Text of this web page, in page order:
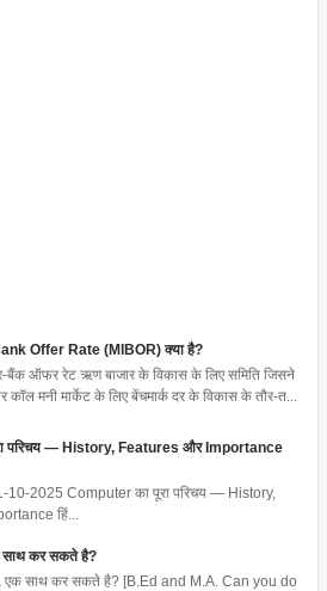
Offer Rate (MIBOR) क्या है?
बैंक ऑफर रेट ऋण बाजार के विकास के लिए समिति जिसने
मनी मार्केट के लिए बेंचमार्क दर के विकास के तौर-त...
परिचय — History, Features और Importance
10-2025 Computer का पूरा परिचय — History,
हिं...
साथ कर सकते है?
एक साथ कर सकते है? [B.Ed and M.A. Can you do